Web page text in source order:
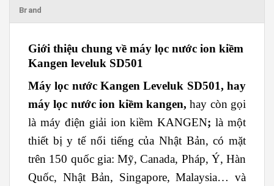
Brand
Giới thiệu chung về máy lọc nước ion kiềm
Kangen leveluk SD501
Máy lọc nước Kangen Leveluk SD501, hay
máy lọc nước ion kiềm kangen,hay còn gọi
là máy điện giải ion kiềm KANGEN;là một
thiết bị y tế nổi tiếng của Nhật Bản, có mặt
trên 150 quốc gia: Mỹ, Canada, Pháp, Ý, Hàn
Quốc, Nhật Bản, Singapore, Malaysia… và